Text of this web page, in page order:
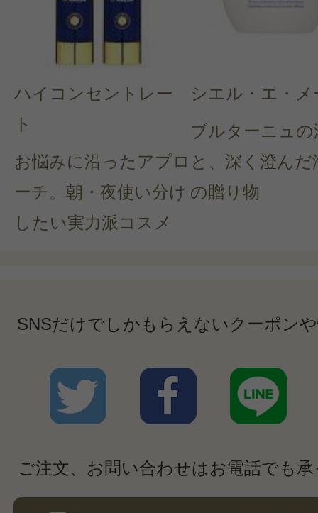
ハイコンセントレー
ト
お悩みに沿ったアプロ
ーチ。朝・夜使い分け
したい実力派コスメ
シエル・エ・メ
ブルターニュの
と、深く澄んだ
の贈り物
SNSだけでしかもらえないクーポン
ご注文、お問い合わせはお電話でも